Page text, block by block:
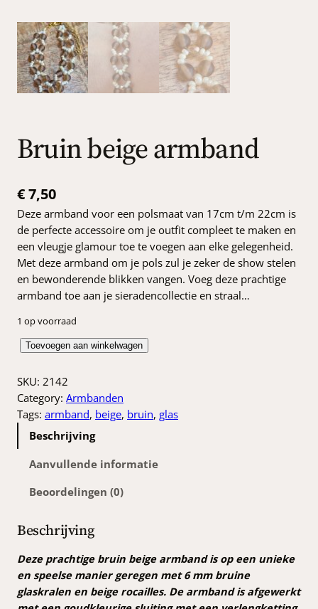
Bruin beige armband
€7,50
Deze armband voor een polsmaat van 17cm t/m 22cm is
de perfecte accessoire om je outfit compleet te maken en
een vleugje glamour toe te voegen aan elke gelegenheid.
Met deze armband om je pols zul je zeker de show stelen
en bewonderende blikken vangen. Voeg deze prachtige
armband toe aan je sieradencollectie en straal…
1 op voorraad
B
u
i
n
b
r
b
a
n
Toevoegen aan winkelwagen
SKU: 2142
Category: Armbanden
Tags: armband, beige, bruin, glas
Beschrijving
Aanvullende informatie
Beoordelingen (0)
Beschrijving
Deze prachtige bruin beige armband is op een unieke
en speelse manier geregen met 6 mm bruine
glaskralen en beige rocailles. De armband is afgewerkt